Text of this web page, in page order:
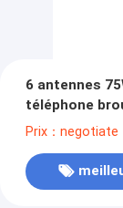
6 antennes
téléphone
Prix：negotiate